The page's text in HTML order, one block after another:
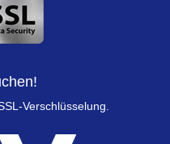
Verschlüsselung.